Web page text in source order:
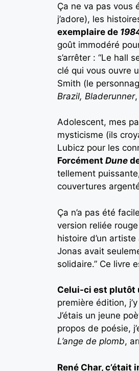
Ça ne va pas vous
j’adore), les
exemplaire de
goût immodéré
s’arrêter : “Le hall
clé qui vous ouvre
Smith (le
Brazil, Bladerunner
Adolescent, mes
mysticisme (ils
Lubicz pour les
Forcément Dune
tellement
couvertures
Ça n’a pas été
version reliée
histoire d’un
Jonas avait
solidaire.” Ce livre
Celui-ci est plutôt
première édition,
J’étais un jeune
propos de poésie,
L’ange de plomb,
René Char,